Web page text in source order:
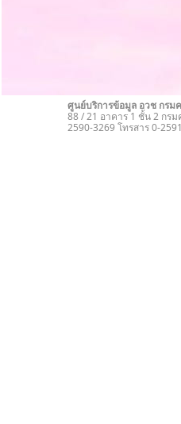
ศูนย์บริการข้อมูล อวช กรม
88 / 21 อาคาร 1 ชั้น 2 กร
2590-3269 โทรสาร 0-